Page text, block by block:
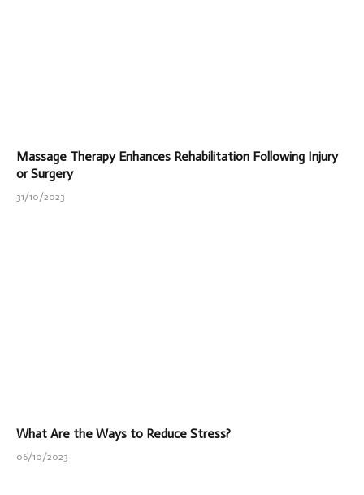
Massage Therapy Enhances Rehabilitation Following Injury
or Surgery
31/10/2023
What Are the Ways to Reduce Stress?
06/10/2023